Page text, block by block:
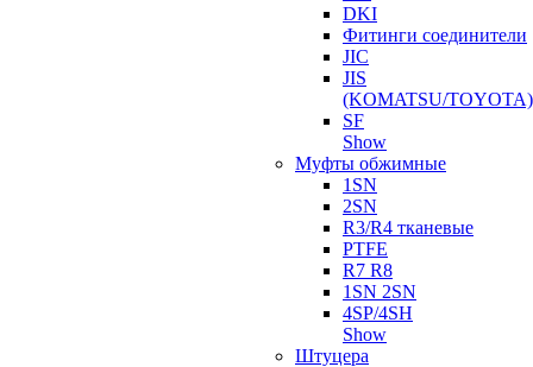
DKI
Фитинги соединители
JIC
JIS
(KOMATSU/TOYOTA)
SF
Show
Муфты обжимные
1SN
2SN
R3/R4 тканевые
PTFE
R7 R8
1SN 2SN
4SP/4SH
Show
Штуцера